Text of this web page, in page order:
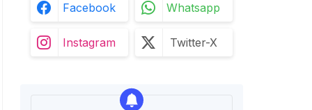
Facebook Whatsapp
Instagram Twitter-X